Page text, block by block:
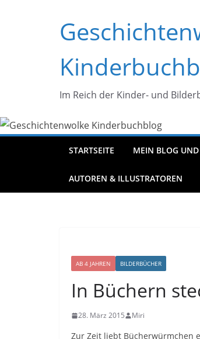
Im Reich der Kinder- und
STARTSEITE MEIN BLOG
AUTOREN & ILLUSTRATOREN
AB 4 JAHREN BILDERBÜCHER
In Büchern
28. März 2015 Miri
Zur Zeit liebt Bücherwürmchen